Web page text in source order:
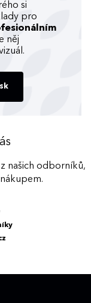
si
pro
něj
našich odborníků,